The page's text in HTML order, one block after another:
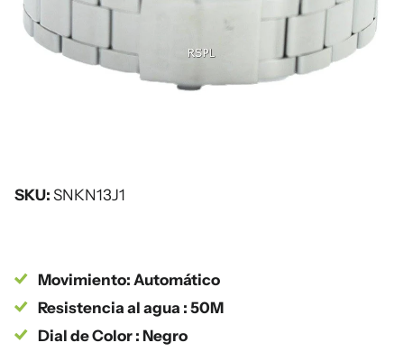
SKU:SNKN13J1
Movimiento: Automático
Resistencia al agua : 50M
Dial de Color : Negro